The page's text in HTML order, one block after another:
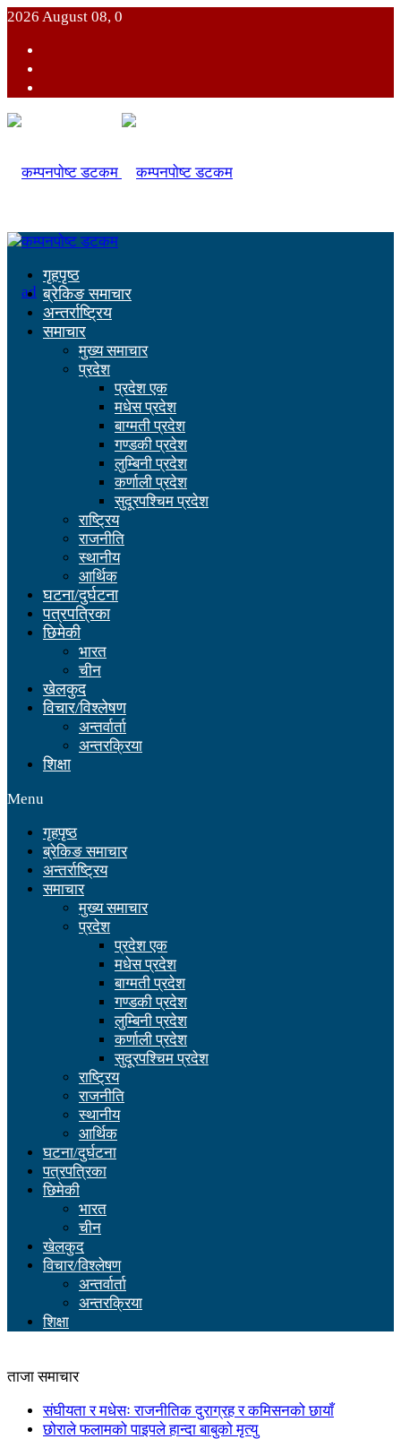
2026 August 08, 0
गृहपृष्ठ
ब्रेकिङ समाचार
अन्तर्राष्ट्रिय
समाचार
मुख्य समाचार
प्रदेश
प्रदेश एक
मधेस प्रदेश
बाग्मती प्रदेश
गण्डकी प्रदेश
लुम्बिनी प्रदेश
कर्णाली प्रदेश
सुदूरपश्चिम प्रदेश
राष्ट्रिय
राजनीति
स्थानीय
आर्थिक
घटना/दुर्घटना
पत्रपत्रिका
छिमेकी
भारत
चीन
खेलकुद
विचार/विश्लेषण
अन्तर्वार्ता
अन्तरक्रिया
शिक्षा
Menu
गृहपृष्ठ
ब्रेकिङ समाचार
अन्तर्राष्ट्रिय
समाचार
मुख्य समाचार
प्रदेश
प्रदेश एक
मधेस प्रदेश
बाग्मती प्रदेश
गण्डकी प्रदेश
लुम्बिनी प्रदेश
कर्णाली प्रदेश
सुदूरपश्चिम प्रदेश
राष्ट्रिय
राजनीति
स्थानीय
आर्थिक
घटना/दुर्घटना
पत्रपत्रिका
छिमेकी
भारत
चीन
खेलकुद
विचार/विश्लेषण
अन्तर्वार्ता
अन्तरक्रिया
शिक्षा
ताजा समाचार
संघीयता र मधेसः राजनीतिक दुराग्रह र कमिसनको छायाँ
छोराले फलामको पाइपले हान्दा बाबुको मृत्यु